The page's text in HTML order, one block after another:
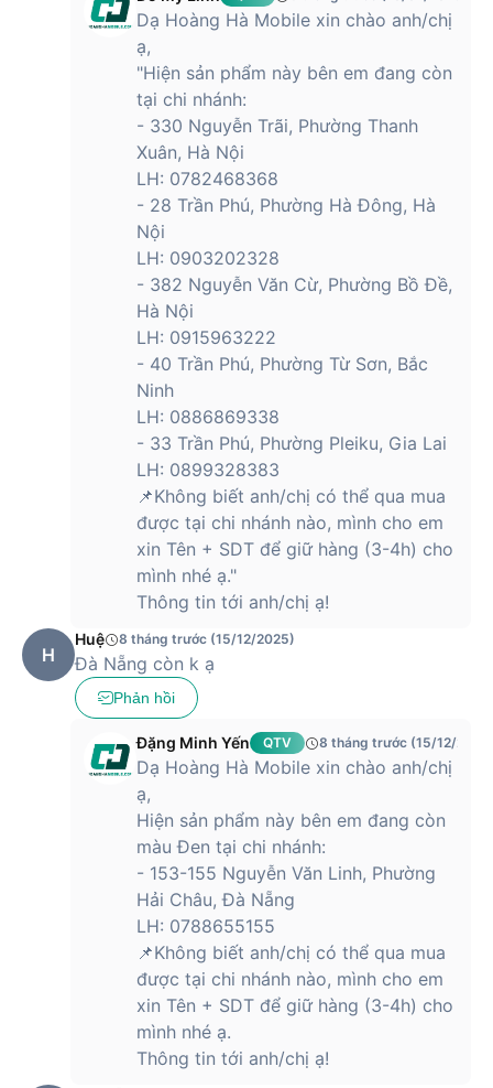
Dạ Hoàng Hà Mobile xin chào anh/chị
ạ,
"Hiện sản phẩm này bên em đang còn
tại chi nhánh:
- 330 Nguyễn Trãi, Phường Thanh
Xuân, Hà Nội
LH: 0782468368
- 28 Trần Phú, Phường Hà Đông, Hà
Nội
LH: 0903202328
- 382 Nguyễn Văn Cừ, Phường Bồ Đề,
Hà Nội
LH: 0915963222
- 40 Trần Phú, Phường Từ Sơn, Bắc
Ninh
LH: 0886869338
- 33 Trần Phú, Phường Pleiku, Gia Lai
LH: 0899328383
📌Không biết anh/chị có thể qua mua
được tại chi nhánh nào, mình cho em
xin Tên + SDT để giữ hàng (3-4h) cho
mình nhé ạ."
Thông tin tới anh/chị ạ!
H
Huệ 8 tháng trước (15/12/2025)
Đà Nẵng còn k ạ
Phản hồi
Đặng Minh Yến QTV 8 tháng trước (15/12/
Dạ Hoàng Hà Mobile xin chào anh/chị
ạ,
Hiện sản phẩm này bên em đang còn
màu Đen tại chi nhánh:
- 153-155 Nguyễn Văn Linh, Phường
Hải Châu, Đà Nẵng
LH: 0788655155
📌Không biết anh/chị có thể qua mua
được tại chi nhánh nào, mình cho em
xin Tên + SDT để giữ hàng (3-4h) cho
mình nhé ạ.
Thông tin tới anh/chị ạ!